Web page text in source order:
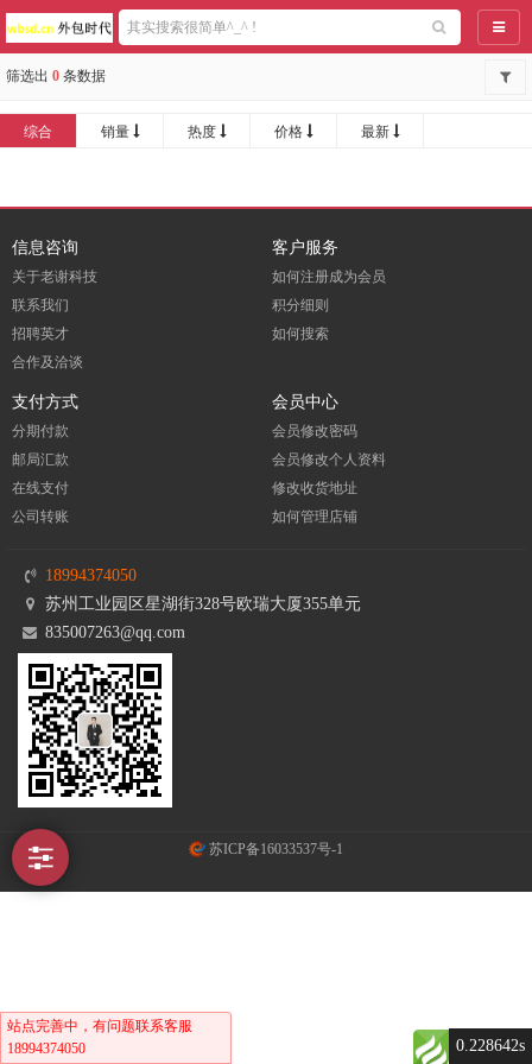
导航
筛选出 0 条数据
综合 销量 热度 价格 最新
信息咨询
关于老谢科技
联系我们
招聘英才
合作及洽谈
客户服务
如何注册成为会员
积分细则
如何搜索
支付方式
分期付款
邮局汇款
在线支付
公司转账
会员中心
会员修改密码
会员修改个人资料
修改收货地址
如何管理店铺
18994374050
苏州工业园区星湖街328号欧瑞大厦355单元
835007263@qq.com
苏ICP备16033537号-1
0.228642s
站点完善中，有问题联系客服
18994374050